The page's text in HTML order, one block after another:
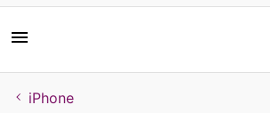
Libre service
Aide
iPhone